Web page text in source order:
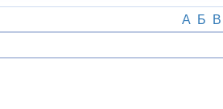
А Б В